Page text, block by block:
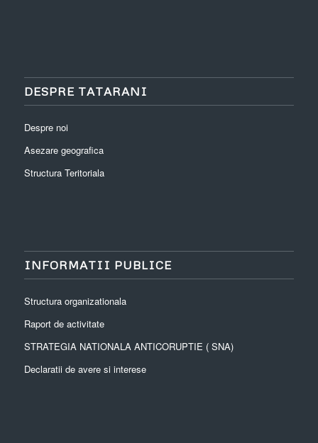
DESPRE TATARANI
Despre noi
Asezare geografica
Structura Teritoriala
INFORMATII PUBLICE
Structura organizationala
Raport de activitate
STRATEGIA NATIONALA ANTICORUPTIE ( SNA)
Declaratii de avere si interese